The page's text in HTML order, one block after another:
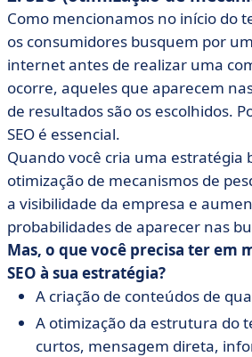
Como mencionamos no início do
os consumidores busquem por
internet antes de realizar uma
ocorre, aqueles que aparecem
de resultados são os escolhidos.
SEO é essencial.
Quando você cria uma estratégia
otimização de mecanismos de
a visibilidade da empresa e
probabilidades de aparecer nas
Mas, o que você precisa ter em
SEO à sua estratégia?
A criação de conteúdos de
A otimização da estrutura do
curtos, mensagem direta,